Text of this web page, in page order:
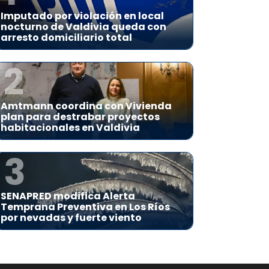
Imputado por violación en local
nocturno de Valdivia queda con
arresto domiciliario total
2
Amtmann coordina con Vivienda
plan para destrabar proyectos
habitacionales en Valdivia
3
SENAPRED modifica Alerta
Temprana Preventiva en Los Ríos
por nevadas y fuerte viento